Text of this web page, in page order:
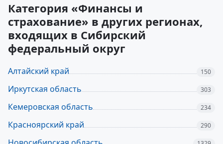
Категория «Финансы и
страхование» в других регионах,
входящих в Сибирский
федеральный округ
Алтайский край 150
Иркутская область 303
Кемеровская область 234
Красноярский край 290